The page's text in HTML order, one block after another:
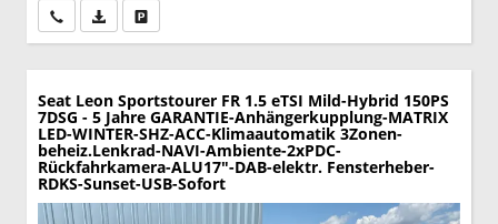
Wir rufen Sie anPDF-Datei, Fahrzeugexposé drucken
Seat Leon Sportstourer FR 1.5 eTSI Mild-Hybrid 150PS
7DSG - 5 Jahre GARANTIE-Anhängerkupplung-MATRIX
LED-WINTER-SHZ-ACC-Klimaautomatik 3Zonen-
beheiz.Lenkrad-NAVI-Ambiente-2xPDC-
Rückfahrkamera-ALU17"-DAB-elektr. Fensterheber-
RDKS-Sunset-USB-Sofort